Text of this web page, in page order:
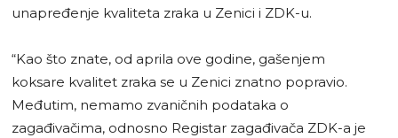
unapređenje kvaliteta zraka u Zenici i ZDK-u.
“Kao što znate, od aprila ove godine, gašenjem
koksare kvalitet zraka se u Zenici znatno popravio.
Međutim, nemamo zvaničnih podataka o
zagađivačima, odnosno Registar zagađivača ZDK-a je